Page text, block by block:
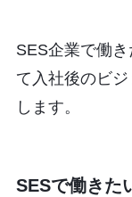
SES企業で働
て入社後のビ
します。
SESで働きた